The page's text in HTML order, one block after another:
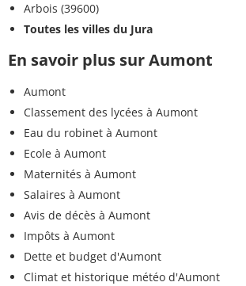
Arbois (39600)
Toutes les villes du Jura
En savoir plus sur Aumont
Aumont
Classement des lycées à Aumont
Eau du robinet à Aumont
Ecole à Aumont
Maternités à Aumont
Salaires à Aumont
Avis de décès à Aumont
Impôts à Aumont
Dette et budget d'Aumont
Climat et historique météo d'Aumont